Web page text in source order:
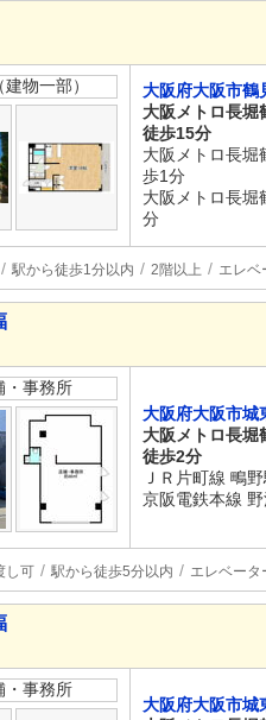
物一部）
大阪府大阪市鶴
大阪メトロ長堀
徒歩15分
大阪メトロ長堀
歩1分
大阪メトロ長堀
分
駅から徒歩1分以内 2階以上 エレベ
・事務所
大阪府大阪市城
大阪メトロ長堀
徒歩2分
ＪＲ片町線 鴫
京阪電鉄本線
し可 駅から徒歩5分以内 エレベータ
・事務所
大阪府大阪市城